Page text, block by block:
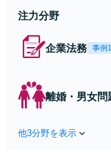
注力分野
企業法務 事例
離婚・男女問
他3分野を表示